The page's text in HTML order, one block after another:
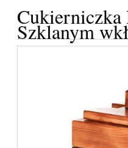
Cukierniczka
Szklanym